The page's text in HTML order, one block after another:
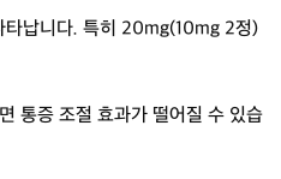
타납니다. 특히 20mg(10mg 2정)
통증 조절 효과가 떨어질 수 있습